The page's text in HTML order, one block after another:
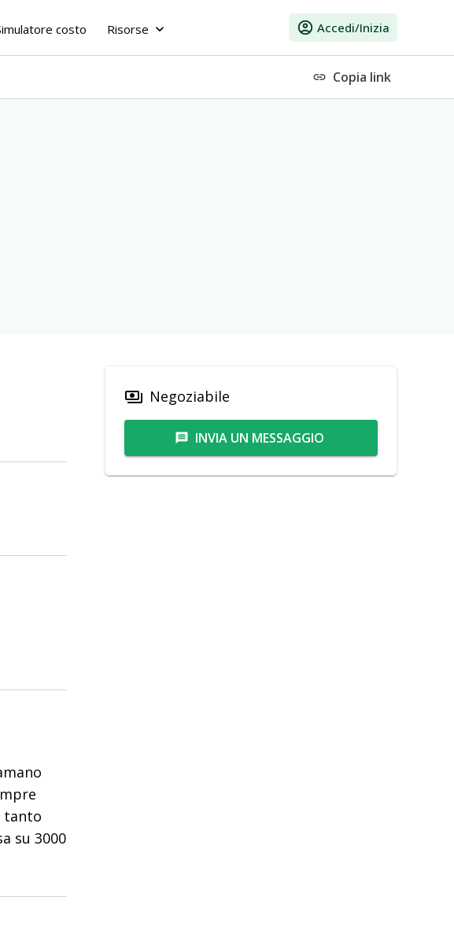
costo Risorse keyboard_arrow_down account_circle Accedi/Inizia
link Copia link
tanto
su 3000
payments Negoziabile
message INVIA UN MESSAGGIO